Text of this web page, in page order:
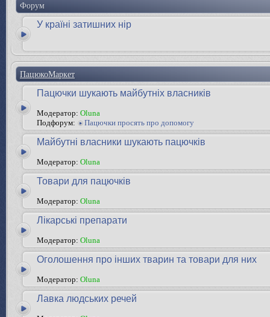
Форум
У країні затишних нір
ПацюкоМаркет
Пацючки шукають майбутніх власників
Модератор: Oluna
Подфорум:
Пацючки просять про допомогу
Майбутні власники шукають пацючків
Модератор: Oluna
Товари для пацючків
Модератор: Oluna
Лікарські препарати
Модератор: Oluna
Оголошення про інших тварин та товари для них
Модератор: Oluna
Лавка людських речей